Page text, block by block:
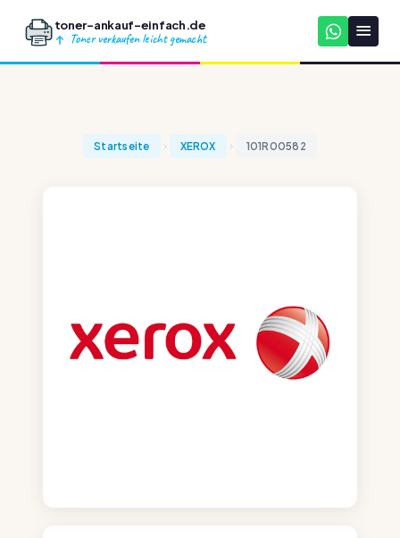
toner-ankauf-einfach.de
Toner verkaufen leicht gemacht
Startseite XEROX 101R00582